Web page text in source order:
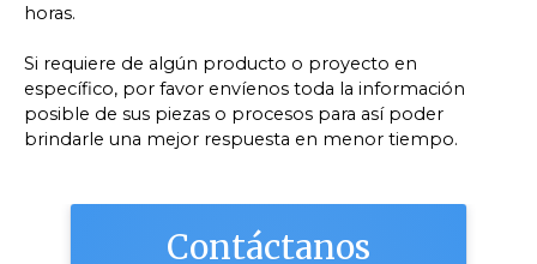
horas.
Si requiere de algún producto o proyecto en
específico, por favor envíenos toda la información
posible de sus piezas o procesos para así poder
brindarle una mejor respuesta en menor tiempo.
Contáctanos